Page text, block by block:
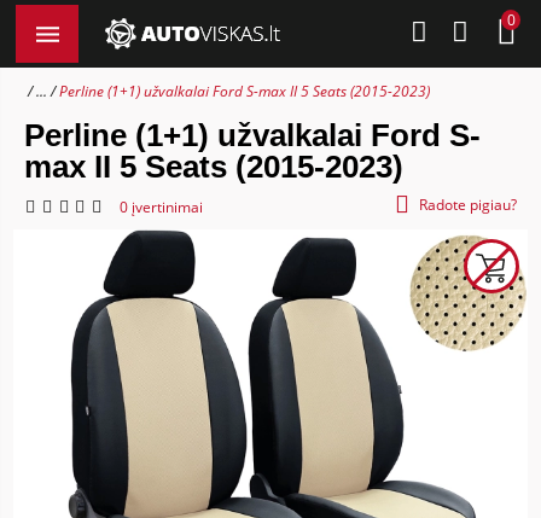
0
... Perline (1+1) užvalkalai Ford S-max II 5 Seats (2015-2023)
Perline (1+1) užvalkalai Ford S-
max II 5 Seats (2015-2023)
0 įvertinimai Radote pigiau?